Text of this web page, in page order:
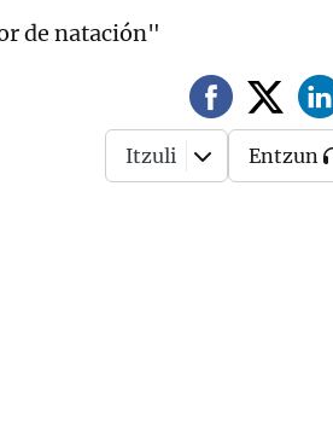
de natación"
Itzuli Entzun